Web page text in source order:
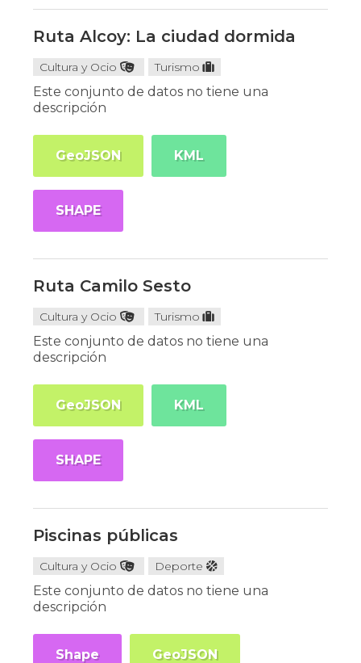
Ruta Alcoy: La ciudad dormida
Cultura y Ocio Turismo
Este conjunto de datos no tiene una
descripción
GeoJSON KML
SHAPE
Ruta Camilo Sesto
Cultura y Ocio Turismo
Este conjunto de datos no tiene una
descripción
GeoJSON KML
SHAPE
Piscinas públicas
Cultura y Ocio Deporte
Este conjunto de datos no tiene una
descripción
Shape GeoJSON